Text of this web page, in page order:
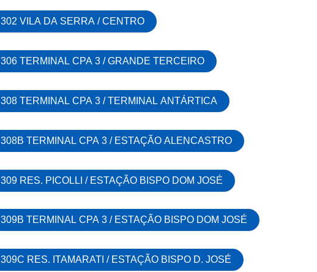
302 VILA DA SERRA / CENTRO
306 TERMINAL CPA 3 / GRANDE TERCEIRO
308 TERMINAL CPA 3 / TERMINAL ANTÁRTICA
308B TERMINAL CPA 3 / ESTAÇÃO ALENCASTRO
309 RES. PICOLLI / ESTAÇÃO BISPO DOM JOSÉ
309B TERMINAL CPA 3 / ESTAÇÃO BISPO DOM JOSÉ
309C RES. ITAMARATI / ESTAÇÃO BISPO D. JOSÉ